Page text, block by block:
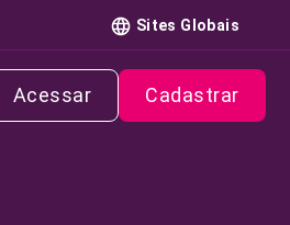
Sites Globais
Acessar Cadastrar